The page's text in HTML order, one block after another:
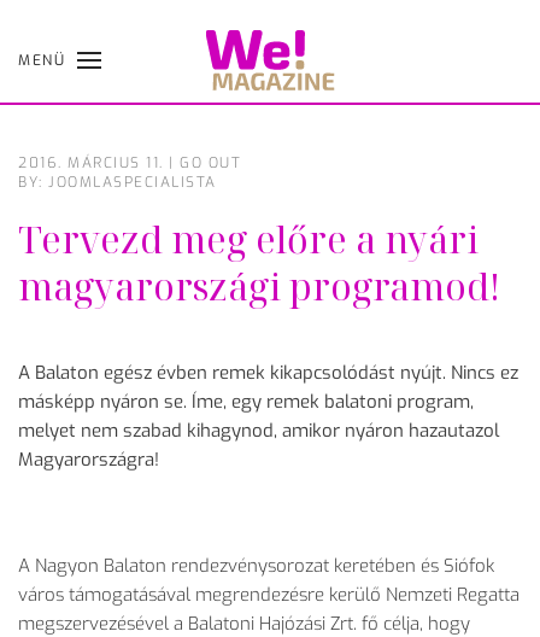
Skip
MENÜ
2016. MÁRCIUS 11. | GO OUT
BY: JOOMLASPECIALISTA
Tervezd meg előre a nyári
magyarországi programod!
A Balaton egész évben remek kikapcsolódást nyújt. Nincs ez
másképp nyáron se. Íme, egy remek balatoni program,
melyet nem szabad kihagynod, amikor nyáron hazautazol
Magyarországra!
A Nagyon Balaton rendezvénysorozat keretében és Siófok
város támogatásával megrendezésre kerülő Nemzeti Regatta
megszervezésével a Balatoni Hajózási Zrt. fő célja, hogy